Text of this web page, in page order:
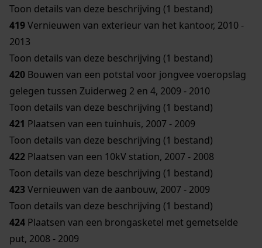
Toon details van deze beschrijving (1 bestand)
419Vernieuwen van exterieur van het kantoor, 2010 -
2013
Toon details van deze beschrijving (1 bestand)
420 Bouwen van een potstal voor jongvee voeropslag
gelegen tussen Zuiderweg 2 en 4, 2009 - 2010
Toon details van deze beschrijving (1 bestand)
421 Plaatsen van een tuinhuis, 2007 - 2009
Toon details van deze beschrijving (1 bestand)
422 Plaatsen van een 10kV station, 2007 - 2008
Toon details van deze beschrijving (1 bestand)
423Vernieuwen van de aanbouw, 2007 - 2009
Toon details van deze beschrijving (1 bestand)
424 Plaatsen van een brongasketel met gemetselde
put, 2008 - 2009